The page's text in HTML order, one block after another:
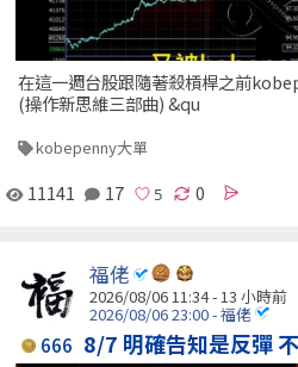
在這一週台股跟隨著殺槓桿之前
(操作新思維三部曲) &qu
kobepenny大單
11141 17 0
福佬
2026/08/06 11:34 -13 小時前
2026/08/06 23:00 - 福佬
666 8/7 明確告知是反彈